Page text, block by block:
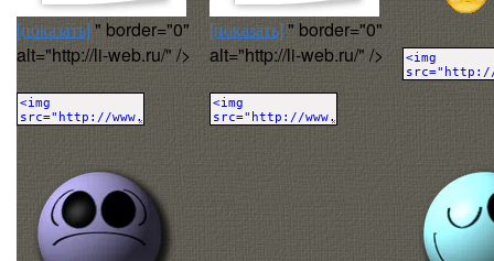
[показать]" border="0"
alt="http://li-web.ru/" />
[показать]" border="0"
alt="http://li-web.ru/" />